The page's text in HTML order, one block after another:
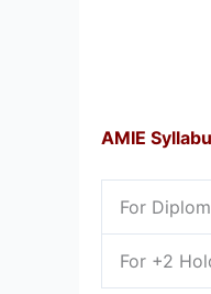
AMIE
For
For +2